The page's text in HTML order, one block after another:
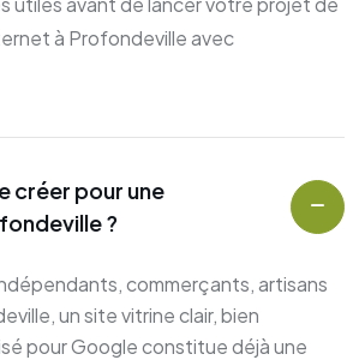
à Profondeville avec
créer pour une
?
commerçants, artisans
un site vitrine clair, bien
pour Google constitue déjà une